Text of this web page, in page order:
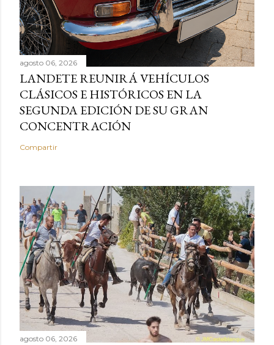
agosto 06, 2026
LANDETE REUNIRÁ VEHÍCULOS
CLÁSICOS E HISTÓRICOS EN LA
SEGUNDA EDICIÓN DE SU GRAN
CONCENTRACIÓN
Compartir
agosto 06, 2026